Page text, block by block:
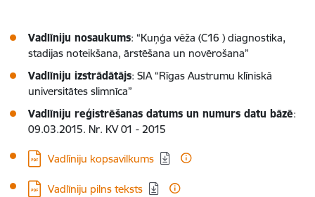
Vadlīniju nosaukums: “Kuņģa vēža (C16 ) diagnostika,
stadijas noteikšana, ārstēšana un novērošana”
Vadlīniju izstrādātājs: SIA “Rīgas Austrumu klīniskā
universitātes slimnīca”
Vadlīniju reģistrēšanas datums un numurs datu bāzē:
09.03.2015. Nr. KV 01 - 2015
Lejupielādēt:
Vadlīniju kopsavilkums
Lejupielādēt:
Vadlīniju pilns teksts